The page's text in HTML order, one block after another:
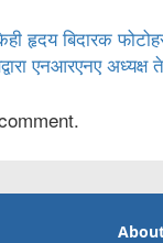
हृदय बिदारक
एनआरएनए अध्यक्ष